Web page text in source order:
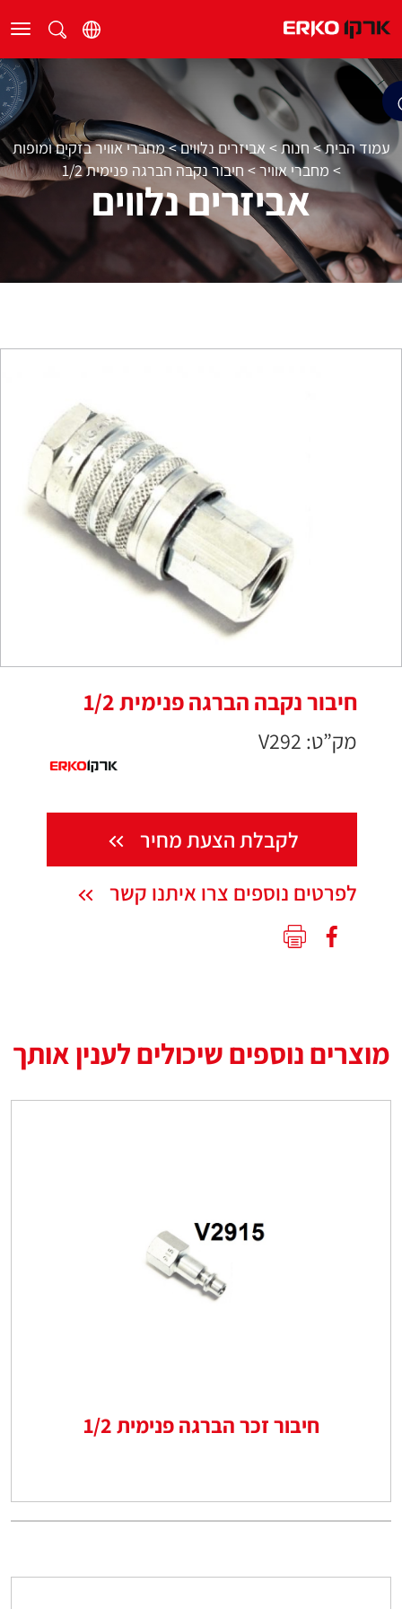
עמוד הבית>חנות> אביזרים נלווים>מחברי אוויר בזקים ומופות
> מחברי אוויר>חיבור נקבה הברגה פנימית 1/2
אביזרים נלווים
חיבור נקבה הברגה פנימית 1/2
מק”ט: V292
לקבלת הצעת מחיר
לפרטים נוספים צרו איתנו קשר
מוצרים נוספים שיכולים לענין אותך
חיבור זכר הברגה פנימית 1/2